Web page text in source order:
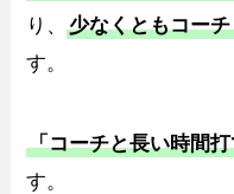
り、少なくともコー
す。
「コーチと長い時間
す。